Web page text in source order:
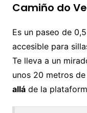
Camiño do
Es un paseo de
accesible para
Te lleva a un
unos 20 metros
alláde la